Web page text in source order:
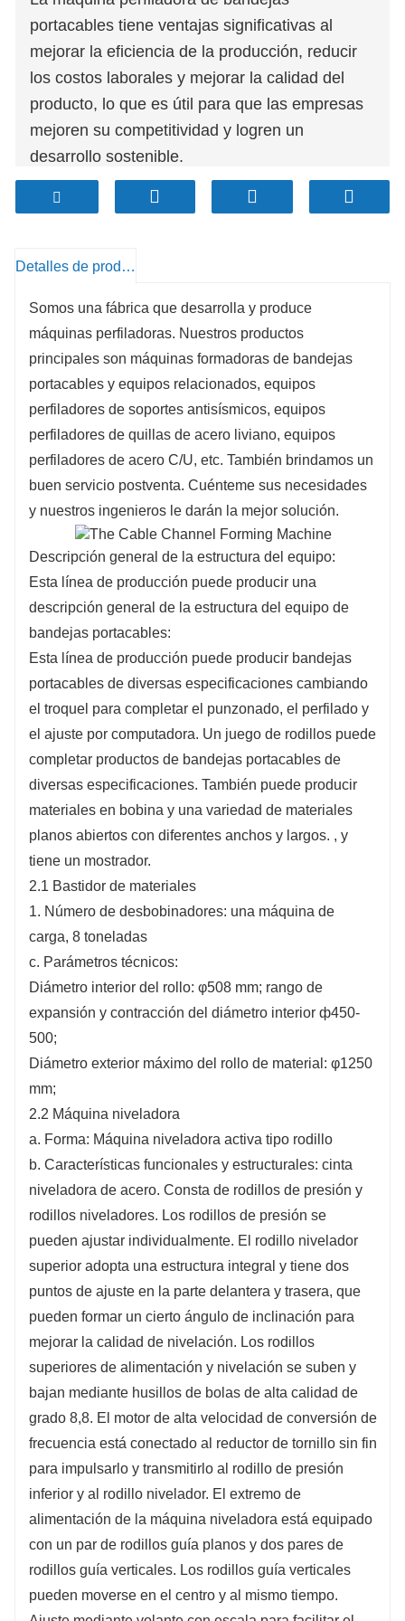
portacables tiene ventajas significativas al
mejorar la eficiencia de la producción, reducir
los costos laborales y mejorar la calidad del
producto, lo que es útil para que las empresas
mejoren su competitividad y logren un
desarrollo sostenible.
Detalles de producto
Somos una fábrica que desarrolla y produce
máquinas perfiladoras. Nuestros productos
principales son máquinas formadoras de bandejas
portacables y equipos relacionados, equipos
perfiladores de soportes antisísmicos, equipos
perfiladores de quillas de acero liviano, equipos
perfiladores de acero C/U, etc. También brindamos un
buen servicio postventa. Cuénteme sus necesidades
y nuestros ingenieros le darán la mejor solución.
Descripción general de la estructura del equipo:
Esta línea de producción puede producir una
descripción general de la estructura del equipo de
bandejas portacables:
Esta línea de producción puede producir bandejas
portacables de diversas especificaciones cambiando
el troquel para completar el punzonado, el perfilado y
el ajuste por computadora. Un juego de rodillos puede
completar productos de bandejas portacables de
diversas especificaciones. También puede producir
materiales en bobina y una variedad de materiales
planos abiertos con diferentes anchos y largos. , y
tiene un mostrador.
2.1 Bastidor de materiales
1. Número de desbobinadores: una máquina de
carga, 8 toneladas
c. Parámetros técnicos:
Diámetro interior del rollo: φ508 mm; rango de
expansión y contracción del diámetro interior ф450-
500;
Diámetro exterior máximo del rollo de material: φ1250
mm;
2.2 Máquina niveladora
a. Forma: Máquina niveladora activa tipo rodillo
b. Características funcionales y estructurales: cinta
niveladora de acero. Consta de rodillos de presión y
rodillos niveladores. Los rodillos de presión se
pueden ajustar individualmente. El rodillo nivelador
superior adopta una estructura integral y tiene dos
puntos de ajuste en la parte delantera y trasera, que
pueden formar un cierto ángulo de inclinación para
mejorar la calidad de nivelación. Los rodillos
superiores de alimentación y nivelación se suben y
bajan mediante husillos de bolas de alta calidad de
grado 8,8. El motor de alta velocidad de conversión de
frecuencia está conectado al reductor de tornillo sin fin
para impulsarlo y transmitirlo al rodillo de presión
inferior y al rodillo nivelador. El extremo de
alimentación de la máquina niveladora está equipado
con un par de rodillos guía planos y dos pares de
rodillos guía verticales. Los rodillos guía verticales
pueden moverse en el centro y al mismo tiempo.